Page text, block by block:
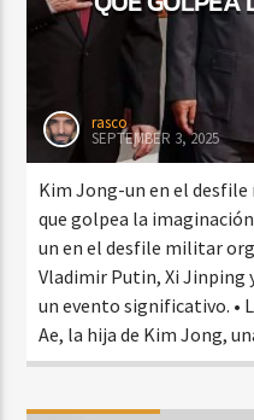
rasco
SEPTEMBER 3, 2025
Kim Jong-un en el
que golpea la
un en el desfile militar
Vladimir Putin, Xi Jinping
un evento significativo. •
Ae, la hija de Kim Jong,